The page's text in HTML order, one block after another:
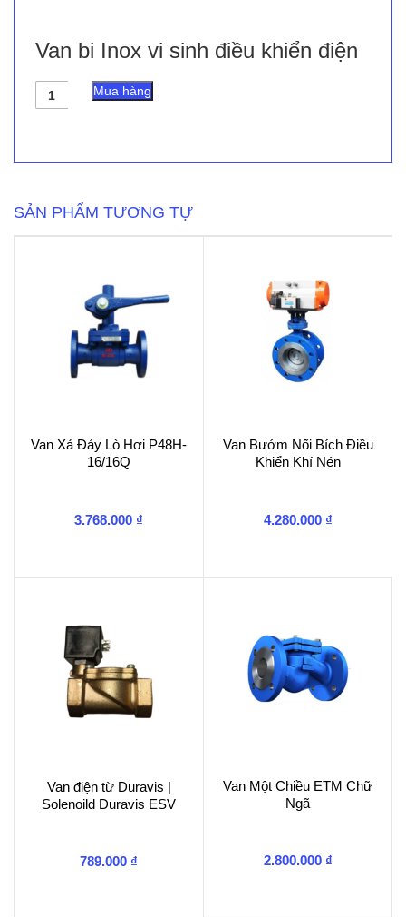
Van bi Inox vi sinh điều khiển điện
Van
số
lượng
Mua hàng
SẢN PHẨM TƯƠNG TỰ
Van Xả Đáy Lò Hơi P48H-
16/16Q
3.768.000 ₫
Van Bướm Nối Bích Điều
Khiển Khí Nén
4.280.000 ₫
Van điện từ Duravis |
Solenoild Duravis ESV
789.000 ₫
Van Một Chiều ETM Chữ
Ngã
2.800.000 ₫